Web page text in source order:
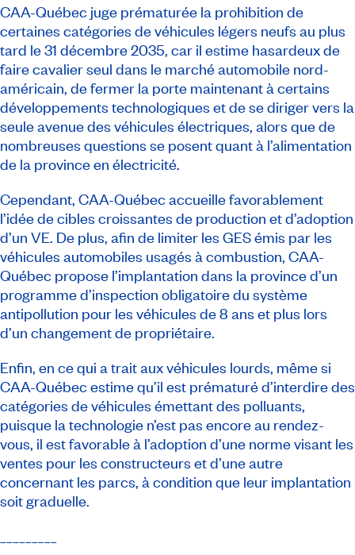
CAA-Québec juge prématurée la prohibition de
certaines catégories de véhicules légers neufs au plus
tard le 31 décembre 2035, car il estime hasardeux de
faire cavalier seul dans le marché automobile nord-
américain, de fermer la porte maintenant à certains
développements technologiques et de se diriger vers la
seule avenue des véhicules électriques, alors que de
nombreuses questions se posent quant à l’alimentation
de la province en électricité.
Cependant, CAA-Québec accueille favorablement
l’idée de cibles croissantes de production et d’adoption
d’un VE. De plus, afin de limiter les GES émis par les
véhicules automobiles usagés à combustion, CAA-
Québec propose l’implantation dans la province d’un
programme d’inspection obligatoire du système
antipollution pour les véhicules de 8 ans et plus lors
d’un changement de propriétaire.
Enfin, en ce qui a trait aux véhicules lourds, même si
CAA-Québec estime qu’il est prématuré d’interdire des
catégories de véhicules émettant des polluants,
puisque la technologie n’est pas encore au rendez-
vous, il est favorable à l’adoption d’une norme visant les
ventes pour les constructeurs et d’une autre
concernant les parcs, à condition que leur implantation
soit graduelle.